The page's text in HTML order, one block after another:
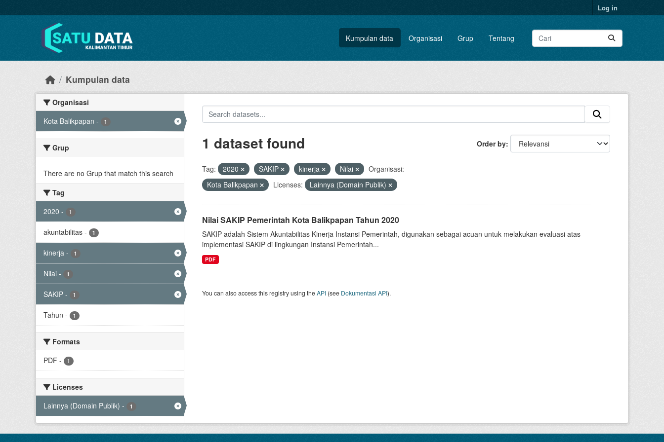
Log in
Kumpulan data Organisasi Grup Tentang
Kumpulan data
Organisasi
Kota Balikpapan - 1
Grup
There are no Grup that match this search
Tag
2020 - 1
akuntabilitas - 1
kinerja - 1
Nilai - 1
SAKIP - 1
Tahun - 1
Formats
PDF - 1
Licenses
Lainnya (Domain Publik) - 1
Order by
1 dataset found
Tag: 2020 SAKIP kinerja Nilai
Organisasi:
Kota Balikpapan
Licenses: Lainnya (Domain Publik)
Nilai SAKIP Pemerintah Kota Balikpapan Tahun 2020
SAKIP adalah Sistem Akuntabilitas Kinerja Instansi Pemerintah, digunakan sebagai acuan untuk melakukan evaluasi atas
implementasi SAKIP di lingkungan Instansi Pemerintah...
PDF
You can also access this registry using theAPI(see Dokumentasi API).